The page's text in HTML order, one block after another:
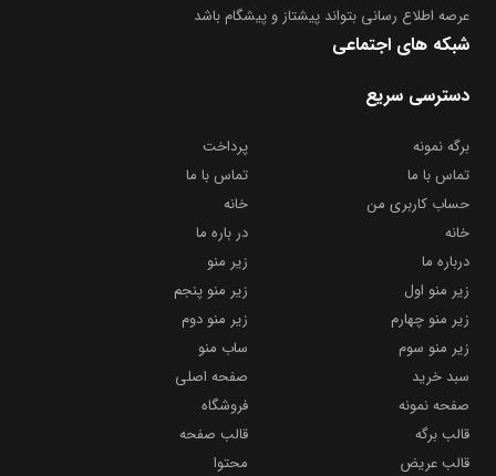
عرصه اطلاع رسانی بتواند پیشتاز و پیشگام باشد
شبکه های اجتماعی
دسترسی سریع
برگه نمونه
پرداخت
تماس با ما
تماس با ما
حساب کاربری من
خانه
خانه
در باره ما
درباره ما
زیر منو
زیر منو اول
زیر منو پنجم
زیر منو چهارم
زیر منو دوم
زیر منو سوم
ساب منو
سبد خرید
صفحه اصلی
صفحه نمونه
فروشگاه
قالب برگه
قالب صفحه
قالب عریض
محتوا